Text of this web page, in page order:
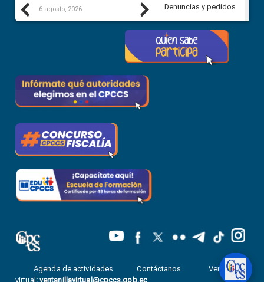
Previous
6 agosto, 2026 5 agosto, 2026
Next
Denuncias y pedidos
Agenda de actividades Contáctanos
Ventanilla
virtual : ventanillavirtual@cpccs.gob.ec